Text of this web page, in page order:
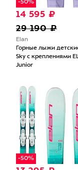
-50%
14 595 ₽
29 190 ₽
Elan
Горные лыжи
Sky с креплениями
Junior
-50%